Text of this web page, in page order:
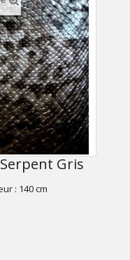
Gris
: 140 cm